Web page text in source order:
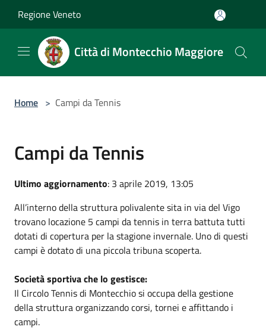
Regione Veneto
Città di Montecchio Maggiore
Home > Campi da Tennis
Campi da Tennis
Ultimo aggiornamento: 3 aprile 2019, 13:05
All’interno della struttura polivalente sita in via del Vigo
trovano locazione 5 campi da tennis in terra battuta tutti
dotati di copertura per la stagione invernale. Uno di questi
campi è dotato di una piccola tribuna scoperta.
Società sportiva che lo gestisce:
Il Circolo Tennis di Montecchio si occupa della gestione
della struttura organizzando corsi, tornei e affittando i
campi.